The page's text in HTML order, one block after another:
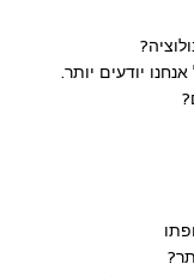
יודעים יותר.